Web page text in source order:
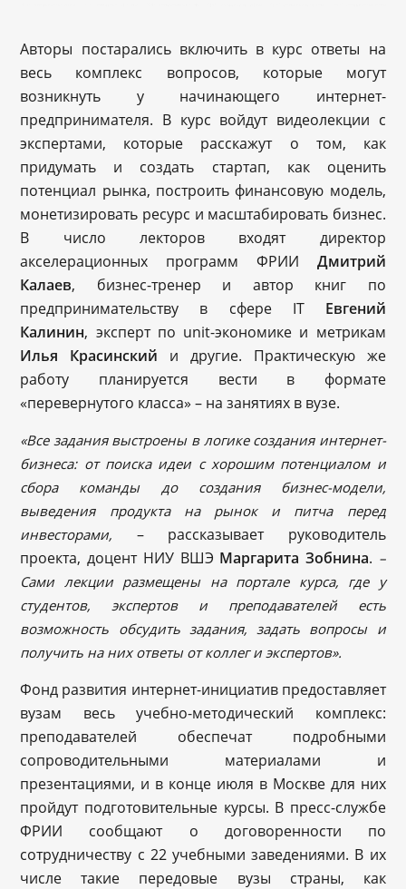
Авторы постарались включить в курс ответы на
весь комплекс вопросов, которые могут
возникнуть у начинающего интернет-
предпринимателя. В курс войдут видеолекции с
экспертами, которые расскажут о том, как
придумать и создать стартап, как оценить
потенциал рынка, построить финансовую модель,
монетизировать ресурс и масштабировать бизнес.
В число лекторов входят директор
акселерационных программ ФРИИ Дмитрий
Калаев, бизнес-тренер и автор книг по
предпринимательству в сфере IT Евгений
Калинин, эксперт по unit-экономике и метрикам
Илья Красинский и другие. Практическую же
работу планируется вести в формате
«перевернутого класса» – на занятиях в вузе.
«Все задания выстроены в логике создания интернет-
бизнеса: от поиска идеи с хорошим потенциалом и
сбора команды до создания бизнес-модели,
выведения продукта на рынок и питча перед
инвесторами,
– рассказывает руководитель
проекта, доцент НИУ ВШЭ Маргарита Зобнина. –
Сами лекции размещены на портале курса, где у
студентов, экспертов и преподавателей есть
возможность обсудить задания, задать вопросы и
получить на них ответы от коллег и экспертов».
Фонд развития интернет-инициатив предоставляет
вузам весь учебно-методический комплекс:
преподавателей обеспечат подробными
сопроводительными материалами и
презентациями, и в конце июля в Москве для них
пройдут подготовительные курсы. В пресс-службе
ФРИИ сообщают о договоренности по
сотрудничеству с 22 учебными заведениями. В их
числе такие передовые вузы страны, как